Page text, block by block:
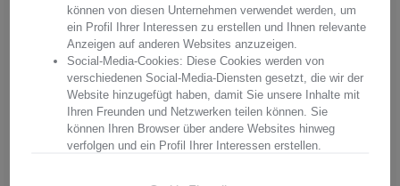
Aus hochwertigstem Kristallglas werden in aufwendiger Handarbeit
"Made in Germany" einzigartige Unikate hergestellt. Mit jedem
Produkt erwerben Sie pures Handwerk in einer einzigartigen Qualität
und einem unvergleichbaren Glanz. Überzeugen Sie sich von
Arnstadt Kristall, überzeugen Sie sich von unserer Qualität.
Hersteller:Arnstadt Kristall GmbH
Anschrift: Bierweg 27, 99310 Arnstadt, Thüringen, Deutschland
E-Mail: verkauf@arnstadtkristall-shop.de
können von diesen Unternehmen verwendet werden, um
ein Profil Ihrer Interessen zu erstellen und Ihnen relevante
Anzeigen auf anderen Websites anzuzeigen.
Social-Media-Cookies: Diese Cookies werden von
verschiedenen Social-Media-Diensten gesetzt, die wir der
Website hinzugefügt haben, damit Sie unsere Inhalte mit
Ihren Freunden und Netzwerken teilen können. Sie
können Ihren Browser über andere Websites hinweg
verfolgen und ein Profil Ihrer Interessen erstellen.